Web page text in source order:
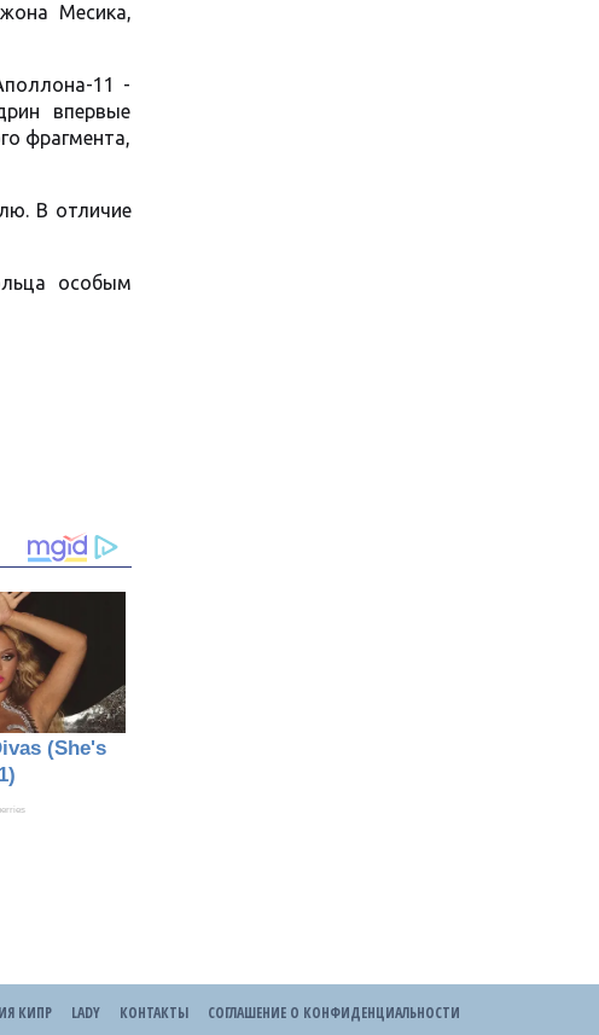
Месика,
11 -
впервые
фрагмента,
В отличие
особым
КИПР LADY КОНТАКТЫ СОГЛАШЕНИЕ О КОНФИДЕНЦИАЛЬНОСТИ